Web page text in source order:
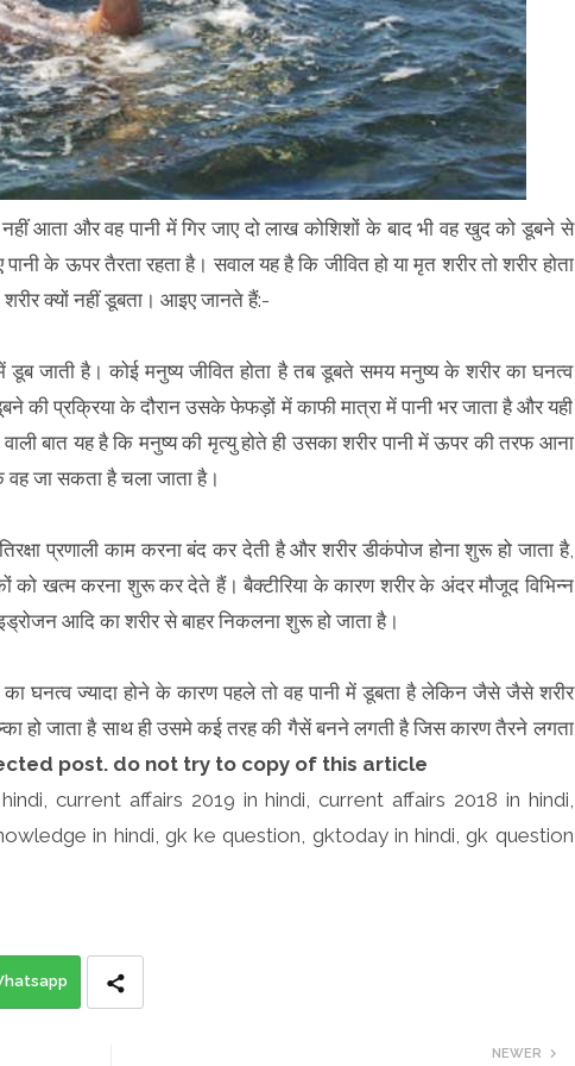
आता और वह पानी में गिर जाए दो लाख कोशिशों के बाद भी वह खुद को डूबने से
के ऊपर तैरता रहता है। सवाल यह है कि जीवित हो या मृत शरीर तो शरीर होता
क्यों नहीं डूबता। आइए जानते हैं:-
डूब जाती है। कोई मनुष्य जीवित होता है तब डूबते समय मनुष्य के शरीर का घनत्व
की प्रक्रिया के दौरान उसके फेफड़ों में काफी मात्रा में पानी भर जाता है और यही
बात यह है कि मनुष्य की मृत्यु होते ही उसका शरीर पानी में ऊपर की तरफ आना
जा सकता है चला जाता है।
प्रणाली काम करना बंद कर देती है और शरीर डीकंपोज होना शुरू हो जाता है,
को खत्म करना शुरू कर देते हैं। बैक्टीरिया के कारण शरीर के अंदर मौजूद विभिन्न
आदि का शरीर से बाहर निकलना शुरू हो जाता है।
घनत्व ज्यादा होने के कारण पहले तो वह पानी में डूबता है लेकिन जैसे जैसे शरीर
हो जाता है साथ ही उसमे कई तरह की गैसें बनने लगती है जिस कारण तैरने लगता
post. do not try to copy of this article
current affairs 2019 in hindi, current affairs 2018 in hindi,
in hindi, gk ke question, gktoday in hindi, gk question
NEWER